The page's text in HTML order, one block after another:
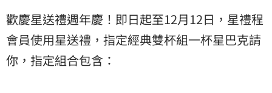
歡慶星送禮週年慶！即日起至12月12日，星禮程
會員使用星送禮，指定經典雙杯組一杯星巴克請
你，指定組合包含：